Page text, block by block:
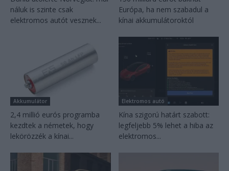
náluk is szinte csak
elektromos autót vesznek...
Európa, ha nem szabadul a
kínai akkumulátoroktól
Akkumulátor
2,4 millió eurós programba
kezdtek a németek, hogy
lekörözzék a kínai...
Elektromos autó
Kína szigorú határt szabott:
legfeljebb 5% lehet a hiba az
elektromos...